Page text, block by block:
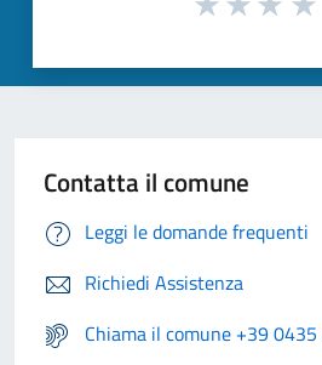
Contatta il comune
Leggi le domande frequenti
Richiedi Assistenza
Chiama il comune +39